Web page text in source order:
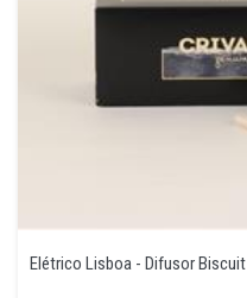
Elétrico Lisboa - Difusor Biscuit